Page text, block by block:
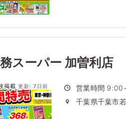
スーパー 加曽利店
掲載 更新: 7日前
営業時間 9:00
千葉県千葉市